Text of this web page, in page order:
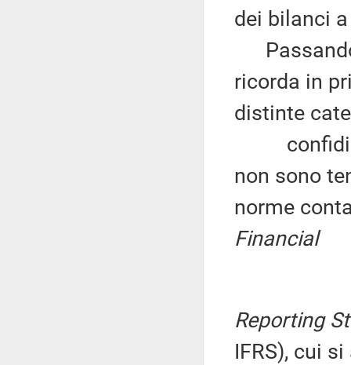
dei bilanci
ricorda in
distinte
confidi
non sono
norme
Financial
Reporting
IFRS), cui